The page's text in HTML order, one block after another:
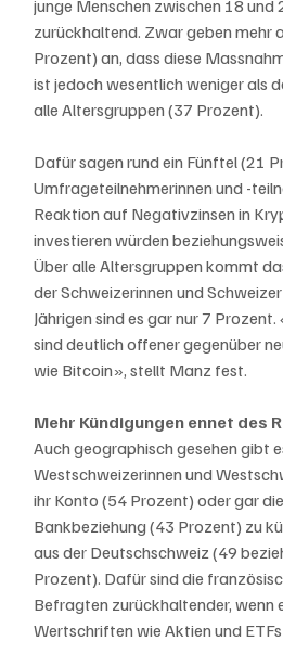
junge Menschen zwischen 18 und
zurückhaltend. Zwar geben mehr
Prozent) an, dass diese
ist jedoch wesentlich weniger als
alle Altersgruppen (37 Prozent).
Dafür sagen rund ein Fünftel (21
Umfrageteilnehmerinnen und -
Reaktion auf Negativzinsen in
investieren würden
Über alle Altersgruppen kommt
der Schweizerinnen und
Jährigen sind es gar nur 7
sind deutlich offener gegenüber
wie Bitcoin», stellt Manz fest.
Mehr Kündigungen ennet des
Auch geographisch gesehen gibt
Westschweizerinnen und
ihr Konto (54 Prozent) oder gar
Bankbeziehung (43 Prozent) zu
aus der Deutschschweiz (49
Prozent). Dafür sind die
Befragten zurückhaltender, wenn
Wertschriften wie Aktien und